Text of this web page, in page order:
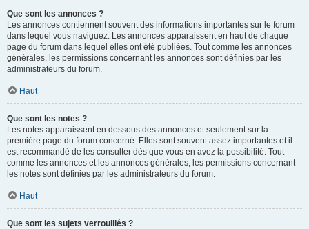
Que sont les annonces ?
Les annonces contiennent souvent des informations importantes sur le forum
dans lequel vous naviguez. Les annonces apparaissent en haut de chaque
page du forum dans lequel elles ont été publiées. Tout comme les annonces
générales, les permissions concernant les annonces sont définies par les
administrateurs du forum.
Haut
Que sont les notes ?
Les notes apparaissent en dessous des annonces et seulement sur la
première page du forum concerné. Elles sont souvent assez importantes et il
est recommandé de les consulter dès que vous en avez la possibilité. Tout
comme les annonces et les annonces générales, les permissions concernant
les notes sont définies par les administrateurs du forum.
Haut
Que sont les sujets verrouillés ?